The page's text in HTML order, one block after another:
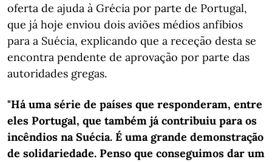
oferta de ajuda à Grécia por parte de Portugal,
que já hoje enviou dois aviões médios anfíbios
para a Suécia, explicando que a receção desta se
encontra pendente de aprovação por parte das
autoridades gregas.
"Há uma série de países que responderam, entre
eles Portugal, que também já contribuiu para os
incêndios na Suécia. É uma grande demonstração
de solidariedade. Penso que conseguimos dar um